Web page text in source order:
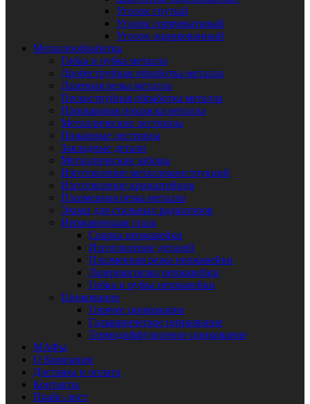
Уголок гнутый
Уголок горячекатаный
Уголок оцинкованный
Металлообработка
Гибка и рубка металла
Дробеструйная обработка металла
Лазерная резка металла
Пескоструйная обработка металла
Порошковая покраска металла
Металлические лестницы
Пожарные лестницы
Закладные детали
Металлические заборы
Изготовление металлоконструкций
Изготовление кронштейнов
Плазменная резка металла
Экран для стальных радиаторов
Нержавеющая сталь
Сварка нержавейки
Изготовление деталей
Плазменная резка нержавейки
Лазерная резка нержавейки
Гибка и рубка нержавейки
Цинкование
Горячее цинкование
Гальваническое цинкование
Термодиффузионное цинкование
МАФы
О Компании
Доставка и оплата
Контакты
Прайс-лист